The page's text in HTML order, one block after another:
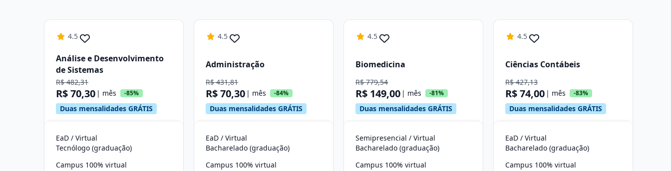
4.5
Análise e Desenvolvimento
de Sistemas
R$ 482,31
R$ 70,30 | mês -85%
Duas mensalidades GRÁTIS
EaD / Virtual
Tecnólogo (graduação)
Campus 100% virtual
4.5
Administração
R$ 431,81
R$ 70,30 | mês -84%
Duas mensalidades GRÁTIS
EaD / Virtual
Bacharelado (graduação)
Campus 100% virtual
4.5
Biomedicina
R$ 779,54
R$ 149,00 | mês -81%
Duas mensalidades GRÁTIS
Semipresencial / Virtual
Bacharelado (graduação)
Campus 100% virtual
4.5
Ciências Contábeis
R$ 427,13
R$ 74,00 | mês -83%
Duas mensalidades GRÁTIS
EaD / Virtual
Bacharelado (graduação)
Campus 100% virtual